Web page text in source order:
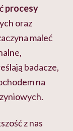
procesy
oraz
maleć
badacze,
na
z nas